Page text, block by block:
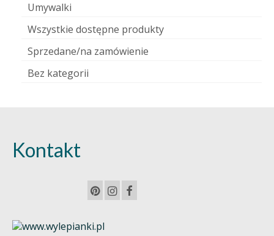
Umywalki
Wszystkie dostępne produkty
Sprzedane/na zamówienie
Bez kategorii
Kontakt